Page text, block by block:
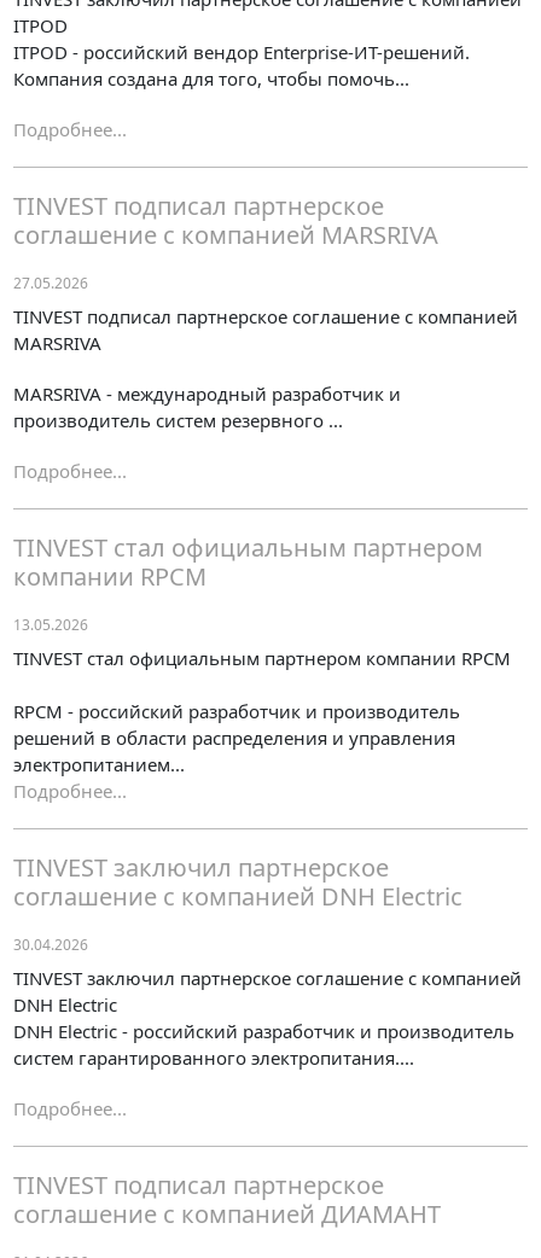
ITPOD
ITPOD - российский вендор Enterprise-ИТ-решений.
Компания создана для того, чтобы помочь...
Подробнее...
TINVEST подписал партнерское
соглашение с компанией MARSRIVA
27.05.2026
TINVEST подписал партнерское соглашение с компанией
MARSRIVA
MARSRIVA - международный разработчик и
производитель систем резервного ...
Подробнее...
TINVEST стал официальным партнером
компании RPCM
13.05.2026
TINVEST стал официальным партнером компании RPCM
RPCM - российский разработчик и производитель
решений в области распределения и управления
электропитанием...
Подробнее...
TINVEST заключил партнерское
соглашение с компанией DNH Electric
30.04.2026
TINVEST заключил партнерское соглашение с компанией
DNH Electric
DNH Electric - российский разработчик и производитель
систем гарантированного электропитания....
Подробнее...
TINVEST подписал партнерское
соглашение с компанией ДИАМАНТ